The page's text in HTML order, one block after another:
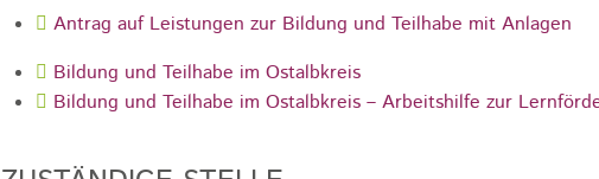
Antrag auf Leistungen zur Bildung und Teilhabe mit Anlagen
Bildung und Teilhabe im Ostalbkreis
Bildung und Teilhabe im Ostalbkreis – Arbeitshilfe zur